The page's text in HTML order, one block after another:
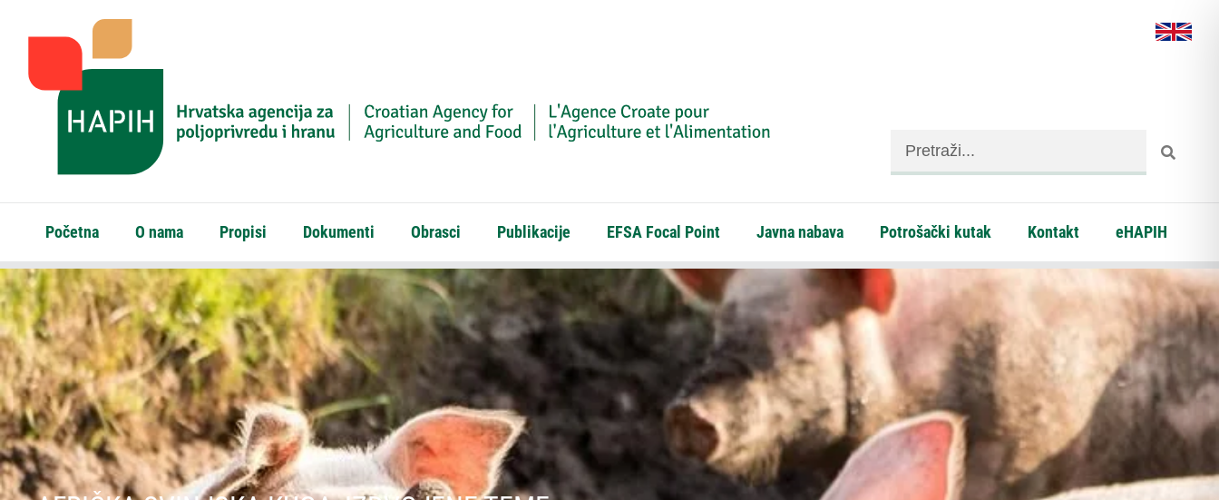
Početna O nama Propisi Dokumenti Obrasci Publikacije EFSA Focal Point Javna nabava Potrošački kutak Kontakt eHAPIH